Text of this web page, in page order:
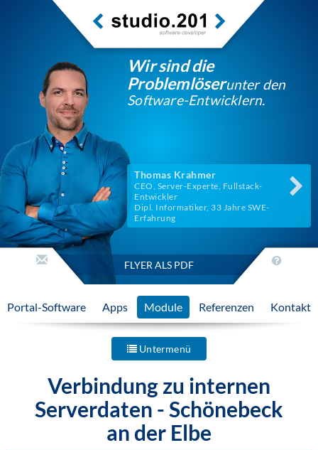
Wir sind die
Problemlöserunter den
Software-Entwicklern.
Thomas Krahmer
CEO, Server-Experte, Fullstack-
Entwickler
Dipl. Informatiker, 33 Jahre SWE-
Erfahrung
FLYER ALS PDF
Portal-Software Apps Module Referenzen Kontakt
Untermenü
Verbindung zu internen
Serverdaten - Schönebeck
an der Elbe